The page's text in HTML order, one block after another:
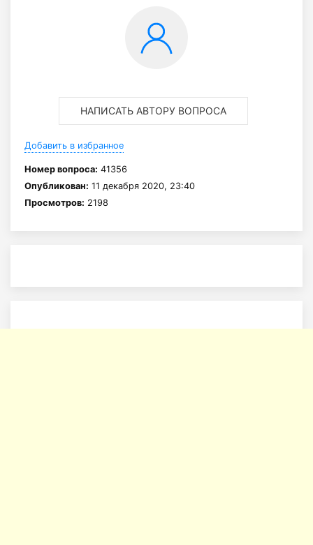
НАПИСАТЬ АВТОРУ ВОПРОСА
Добавить в избранное
Номер вопроса: 41356
Опубликован: 11 декабря 2020, 23:40
Просмотров: 2198